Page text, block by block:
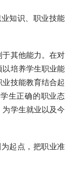
知识、职业技能
其他能力。在对
培养学生职业能
技能教育结合起
生正确的职业态
学生就业以及今
起点，把职业准